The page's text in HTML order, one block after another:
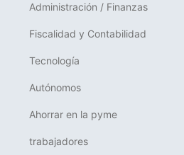
Administración / Finanzas
Fiscalidad y Contabilidad
Tecnología
Autónomos
Ahorrar en la pyme
trabajadores